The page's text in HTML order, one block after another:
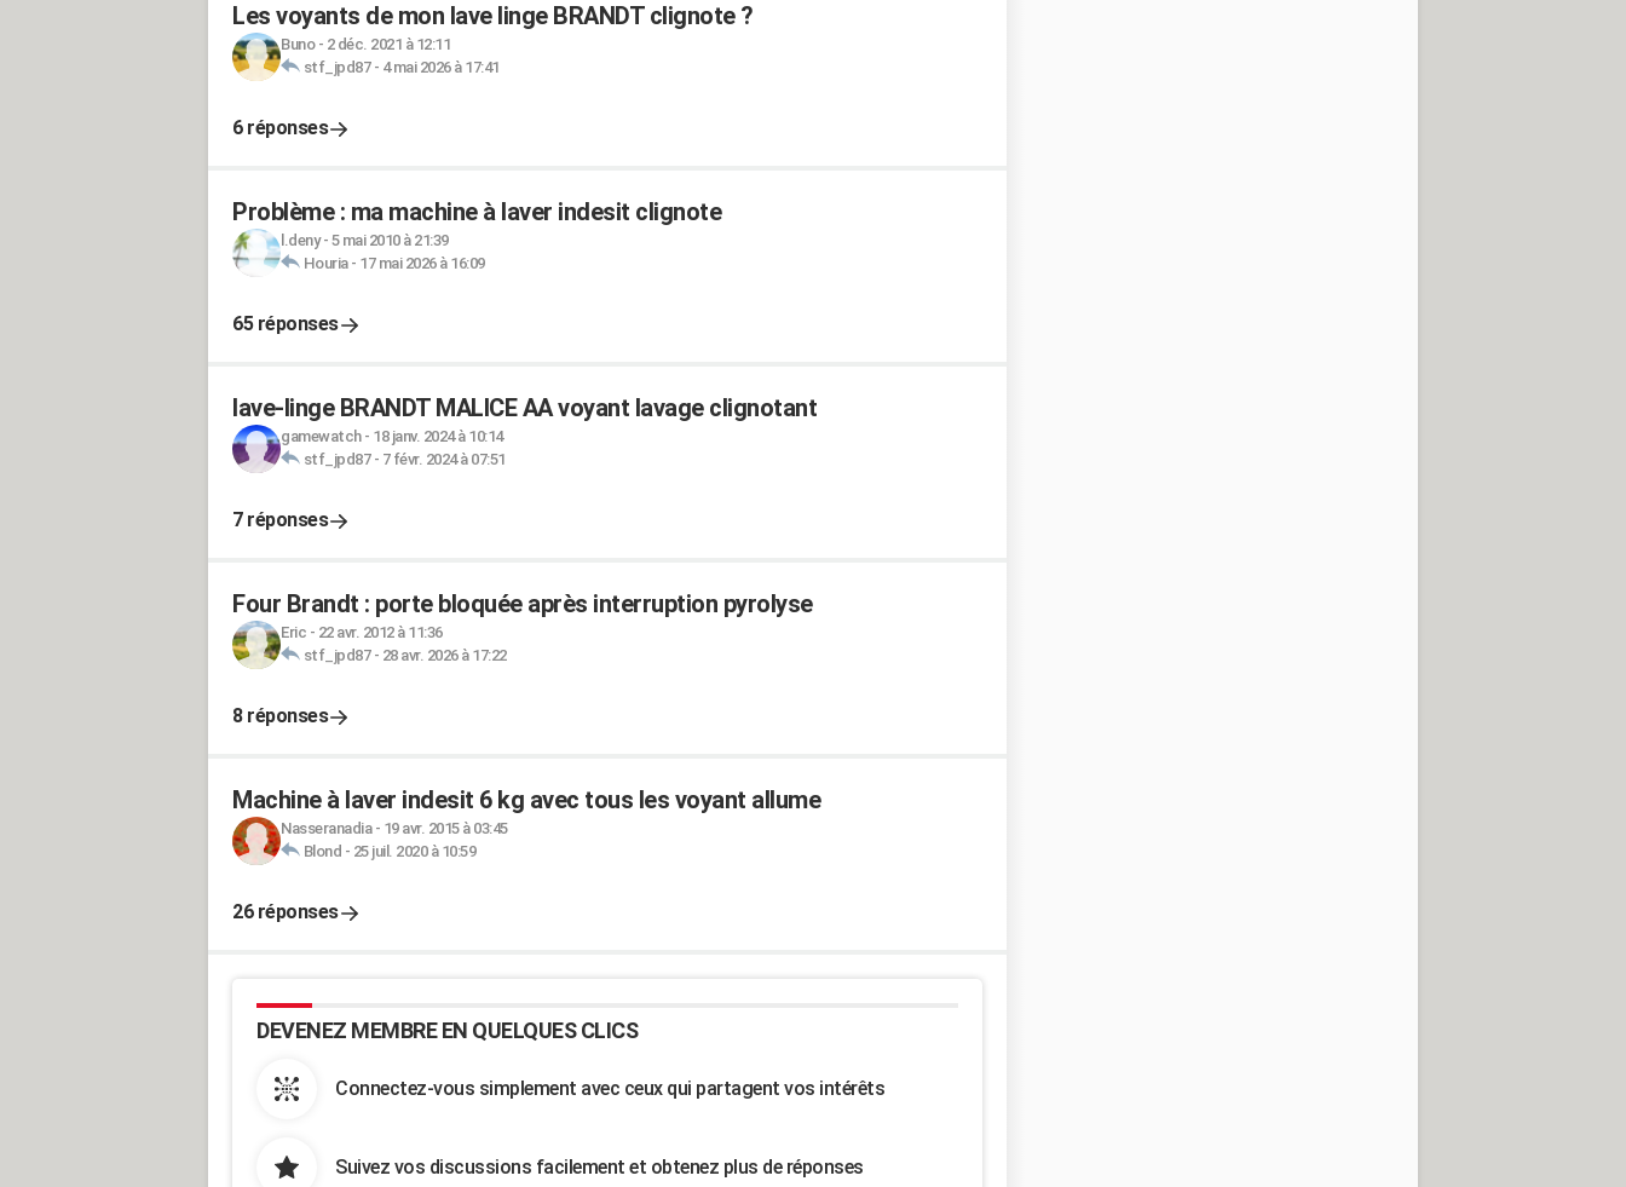
Les voyants de mon lave linge BRANDT clignote ?
Buno- 2 déc. 2021 à 12:11
stf_jpd87- 4 mai 2026 à 17:41
6 réponses
Problème : ma machine à laver indesit clignote
l.deny- 5 mai 2010 à 21:39
Houria- 17 mai 2026 à 16:09
65 réponses
lave-linge BRANDT MALICE AA voyant lavage clignotant
gamewatch- 18 janv. 2024 à 10:14
stf_jpd87- 7 févr. 2024 à 07:51
7 réponses
Four Brandt : porte bloquée après interruption pyrolyse
Eric - 22 avr. 2012 à 11:36
stf_jpd87- 28 avr. 2026 à 17:22
8 réponses
Machine à laver indesit 6 kg avec tous les voyant allume
Nasseranadia- 19 avr. 2015 à 03:45
Blond - 25 juil. 2020 à 10:59
26 réponses
DEVENEZ MEMBRE EN QUELQUES CLICS
Connectez-vous simplement avec ceux qui partagent vos intérêts
Suivez vos discussions facilement et obtenez plus de réponses